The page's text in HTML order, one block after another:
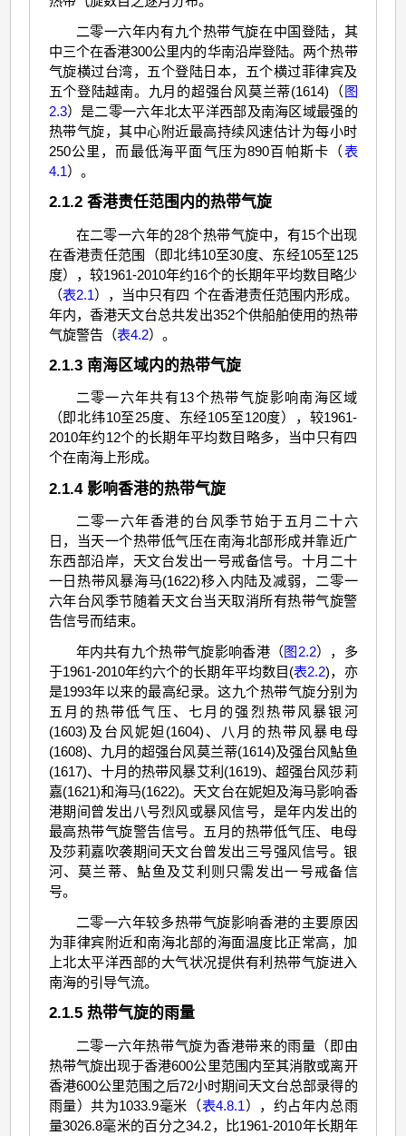
二零一六年内有九个热带气旋在中国登陆，其
中三个在香港300公里内的华南沿岸登陆。两个热带
气旋横过台湾，五个登陆日本，五个横过菲律宾及
五个登陆越南。九月的超强台风莫兰蒂(1614)（ 图
2.3）是二零一六年北太平洋西部及南海区域最强的
热带气旋，其中心附近最高持续风速估计为每小时
250公里，而最低海平面气压为890百帕斯卡（表
4.1）。
2.1.2 香港责任范围内的热带气旋
在二零一六年的28个热带气旋中，有15个出现
在香港责任范围（即北纬10至30度、东经105至125
度），较1961-2010年约16个的长期年平均数目略少
（表2.1），当中只有四 个在香港责任范围内形成。
年内，香港天文台总共发出352个供船舶使用的热带
气旋警告（表4.2）。
2.1.3 南海区域内的热带气旋
二零一六年共有13个热带气旋影响南海区域
（即北纬10至25度、东经105至120度），较1961-
2010年约12个的长期年平均数目略多，当中只有四
个在南海上形成。
2.1.4 影响香港的热带气旋
二零一六年香港的台风季节始于五月二十六
日，当天一个热带低气压在南海北部形成并靠近广
东西部沿岸，天文台发出一号戒备信号。十月二十
一日热带风暴海马(1622)移入内陆及减弱，二零一
六年台风季节随着天文台当天取消所有热带气旋警
告信号而结束。
年内共有九个热带气旋影响香港（图2.2），多
于1961-2010年约六个的长期年平均数目(表2.2)，亦
是1993年以来的最高纪录。这九个热带气旋分别为
五月的热带低气压、七月的强烈热带风暴银河
(1603)及台风妮妲(1604)、八月的热带风暴电母
(1608)、九月的超强台风莫兰蒂(1614)及强台风鮎鱼
(1617)、十月的热带风暴艾利(1619)、超强台风莎莉
嘉(1621)和海马(1622)。天文台在妮妲及海马影响香
港期间曾发出八号烈风或暴风信号，是年内发出的
最高热带气旋警告信号。五月的热带低气压、电母
及莎莉嘉吹袭期间天文台曾发出三号强风信号。银
河、莫兰蒂、鮎鱼及艾利则只需发出一号戒备信
号。
二零一六年较多热带气旋影响香港的主要原因
为菲律宾附近和南海北部的海面温度比正常高，加
上北太平洋西部的大气状况提供有利热带气旋进入
南海的引导气流。
2.1.5 热带气旋的雨量
二零一六年热带气旋为香港带来的雨量（即由
热带气旋出现于香港600公里范围内至其消散或离开
香港600公里范围之后72小时期间天文台总部录得的
雨量）共为1033.9毫米（表4.8.1），约占年内总雨
量3026.8毫米的百分之34.2，比1961-2010年长期年